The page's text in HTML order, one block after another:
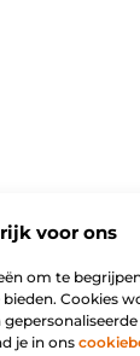
voor ons
om te
Cookies
je in ons